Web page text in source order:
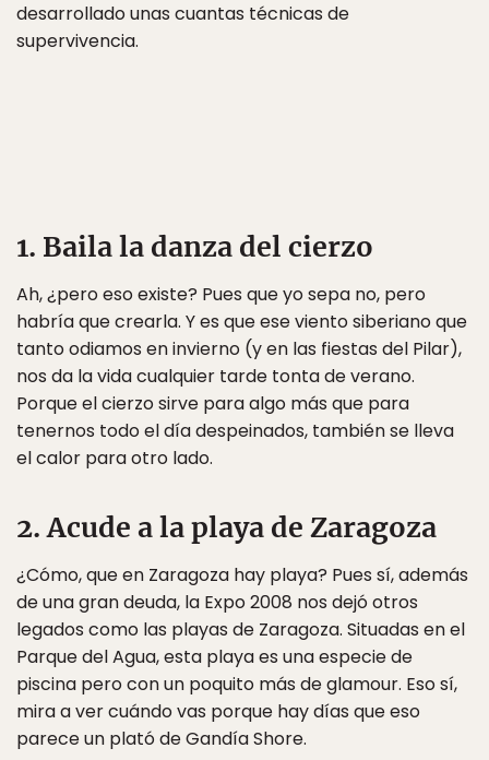
desarrollado unas cuantas técnicas de
supervivencia.
1. Baila la danza del cierzo
Ah, ¿pero eso existe? Pues que yo sepa no, pero
habría que crearla. Y es que ese viento siberiano que
tanto odiamos en invierno (y en las fiestas del Pilar),
nos da la vida cualquier tarde tonta de verano.
Porque el cierzo sirve para algo más que para
tenernos todo el día despeinados, también se lleva
el calor para otro lado.
2. Acude a la playa de Zaragoza
¿Cómo, que en Zaragoza hay playa? Pues sí, además
de una gran deuda, la Expo 2008 nos dejó otros
legados como las playas de Zaragoza. Situadas en el
Parque del Agua, esta playa es una especie de
piscina pero con un poquito más de glamour. Eso sí,
mira a ver cuándo vas porque hay días que eso
parece un plató de Gandía Shore.